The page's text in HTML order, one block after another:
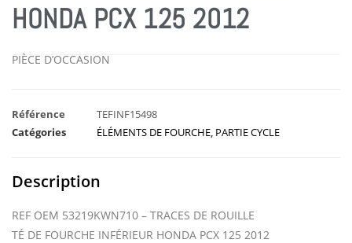
HONDA PCX 125 2012
PIÈCE D’OCCASION
Référence
TEFINF15498
Catégories
ÉLÉMENTS DE FOURCHE PARTIE CYCLE
Description
REF OEM 53219KWN710 – TRACES DE ROUILLE
TÉ DE FOURCHE INFÉRIEUR HONDA PCX 125 2012